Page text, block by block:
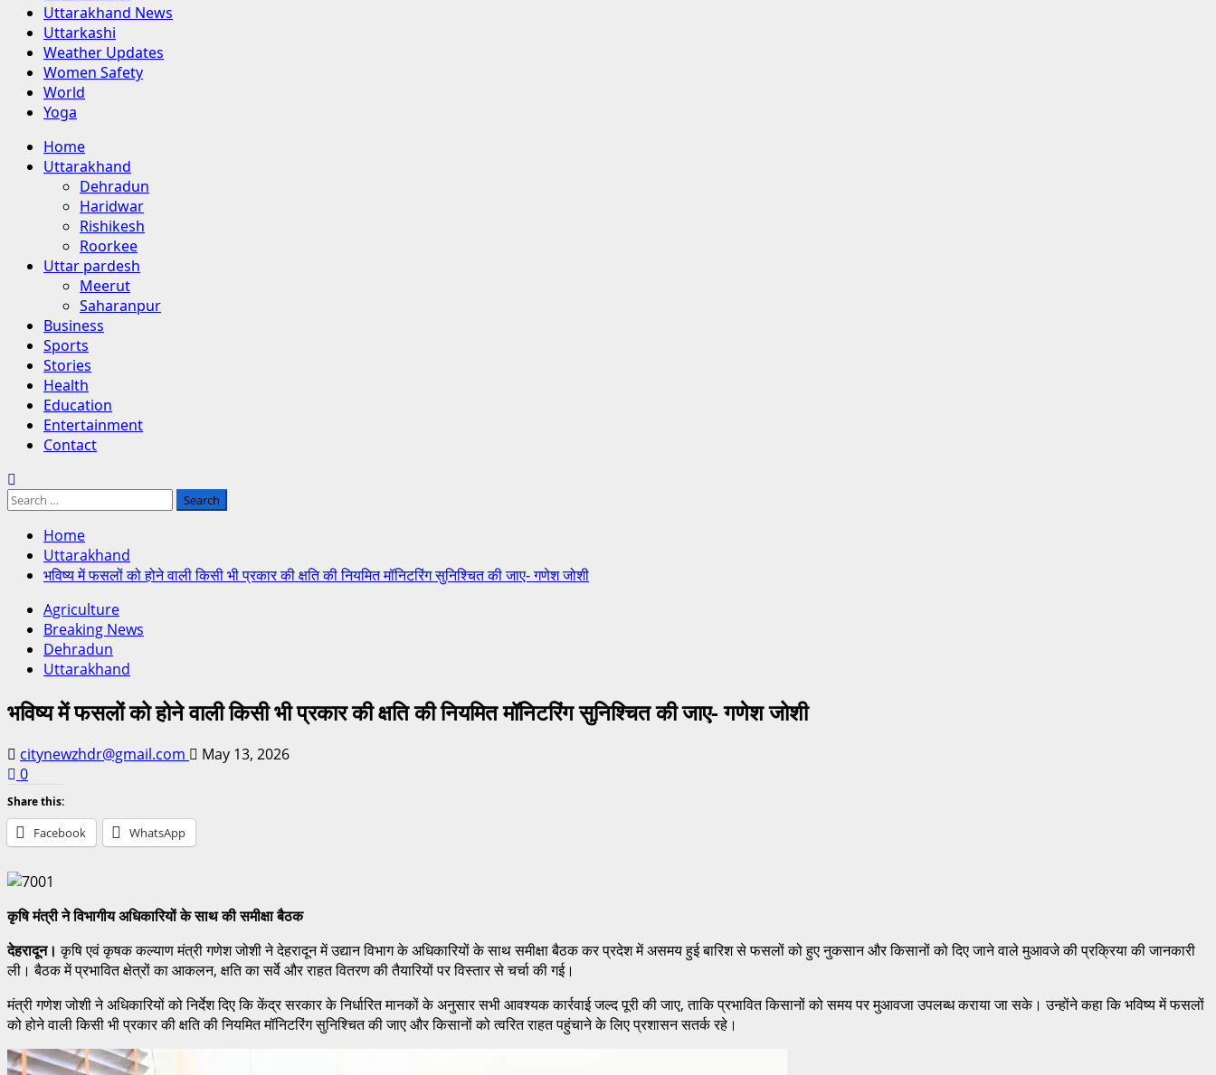
Uttarakhand News
Uttarkashi
Weather Updates
Women Safety
World
Yoga
Primary
Menu
Home
Uttarakhand
Dehradun
Haridwar
Rishikesh
Roorkee
Uttar pardesh
Meerut
Saharanpur
Business
Sports
Stories
Health
Education
Entertainment
Contact
Search
for:
Home
Uttarakhand
भविष्य में फसलों को होने वाली किसी भी प्रकार की क्षति की नियमित मॉनिटरिंग सुनिश्चित की जाए- गणेश जोशी
Agriculture
Breaking News
Dehradun
Uttarakhand
भविष्य में फसलों को होने वाली किसी भी प्रकार की क्षति की नियमित मॉनिटरिंग सुनिश्चित की जाए- गणेश जोशी
citynewzhdr@gmail.com
May 13, 2026
0
Share this:
Facebook WhatsApp
कृषि मंत्री ने विभागीय अधिकारियोंके साथ की समीक्षा बैठक
देहरादून।कृषि एवं कृषक कल्याण मंत्री गणेश जोशी ने देहरादून में उद्यान विभाग के अधिकारियों के साथ समीक्षा बैठक कर प्रदेश में असमय हुई बारिश से फसलों को हुए नुकसान और किसानों को दिए जाने वाले मुआवजे की प्रक्रिया की जानकारी
ली। बैठक में प्रभावित क्षेत्रों का आकलन, क्षति का सर्वे और राहत वितरण की तैयारियों पर विस्तार से चर्चा की गई।
मंत्री गणेश जोशी ने अधिकारियों को निर्देश दिए कि केंद्र सरकार के निर्धारित मानकों के अनुसार सभी आवश्यक कार्रवाई जल्द पूरी की जाए, ताकि प्रभावित किसानों को समय पर मुआवजा उपलब्ध कराया जा सके। उन्होंने कहा कि भविष्य में फसलों
को होने वाली किसी भी प्रकार की क्षति की नियमित मॉनिटरिंग सुनिश्चित की जाए और किसानों को त्वरित राहत पहुंचाने के लिए प्रशासन सतर्क रहे।